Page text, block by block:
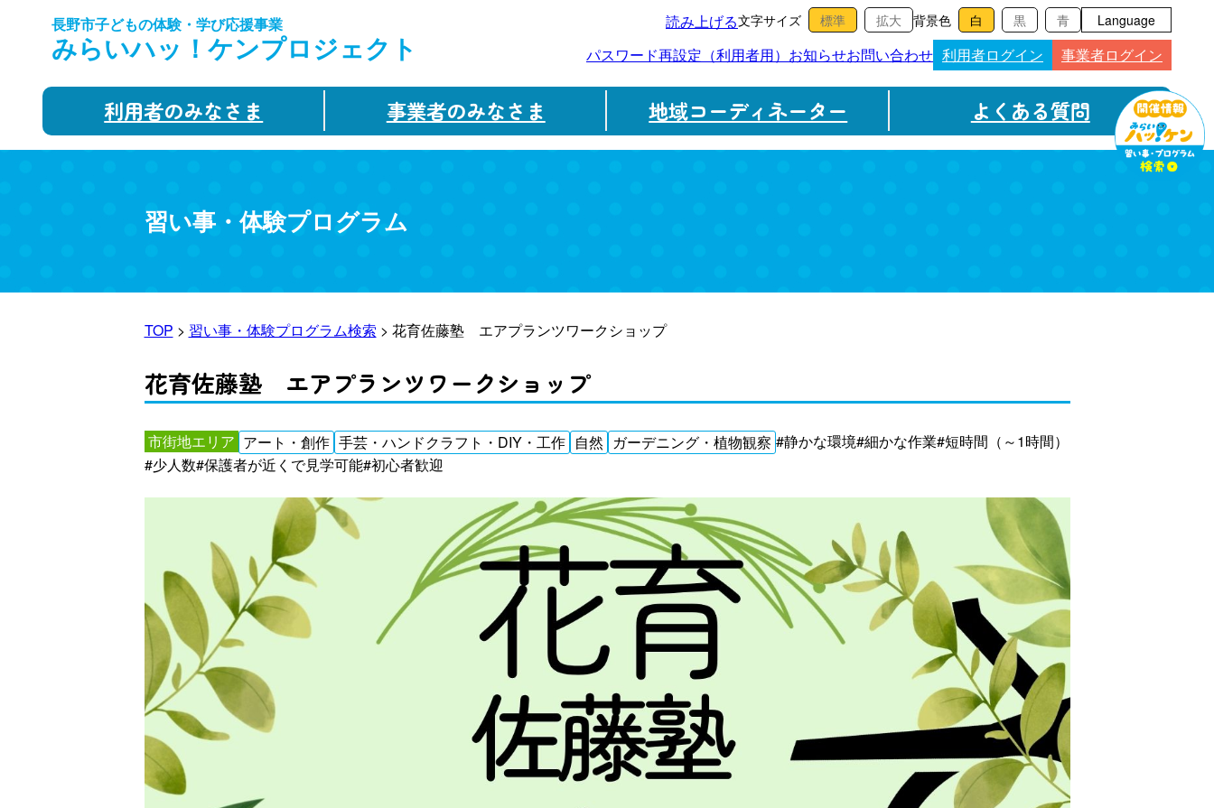
長野市子どもの体験・学び応援事業
みらいハッ！ケンプロジェクト
読み上げる文字サイズ 背景色 Language
パスワード再設定（利用者用） お知らせお問い合わせ 利用者ログイン 事業者ログイン
利用者のみなさま 事業者のみなさま 地域コーディネーター よくある質問
習い事・体験プログラム
TOP > 習い事・体験プログラム検索 > 花育佐藤塾 エアプランツワークショップ
花育佐藤塾 エアプランツワークショップ
市街地エリア アート・創作 手芸・ハンドクラフト・DIY・工作 自然 ガーデニング・植物観察 #静かな環境#細かな作業#短時間（～1時間）
#少人数#保護者が近くで見学可能#初心者歓迎